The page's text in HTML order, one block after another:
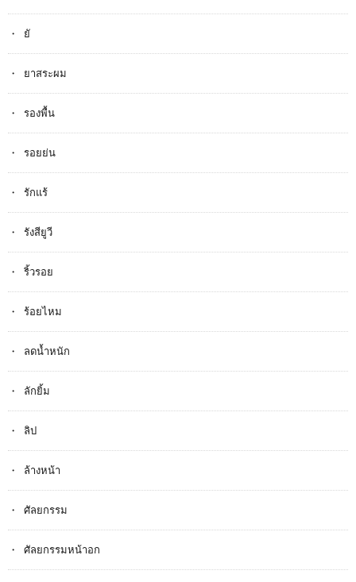
ยั
ยาสระผม
รองพื้น
รอยย่น
รักแร้
รังสียูวี
ริ้วรอย
ร้อยไหม
ลดน้ำหนัก
ลักยิ้ม
ลิป
ล้างหน้า
ศัลยกรรม
ศัลยกรรมหน้าอก